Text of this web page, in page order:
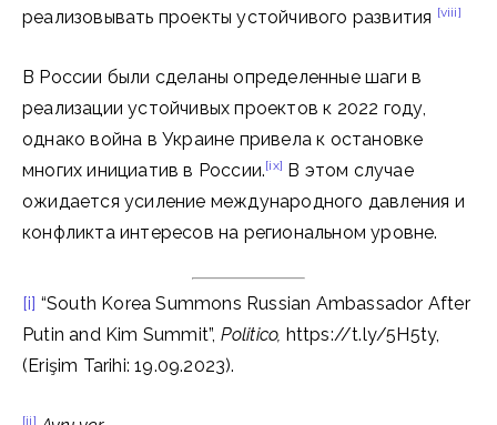
реализовывать проекты устойчивого развития [viii]
В России были сделаны определенные шаги в
реализации устойчивых проектов к 2022 году,
однако война в Украине привела к остановке
многих инициатив в России.[ix] В этом случае
ожидается усиление международного давления и
конфликта интересов на региональном уровне.
[i] “South Korea Summons Russian Ambassador After
Putin and Kim Summit”, Politico, https://t.ly/5H5ty,
(Erişim Tarihi: 19.09.2023).
[ii]